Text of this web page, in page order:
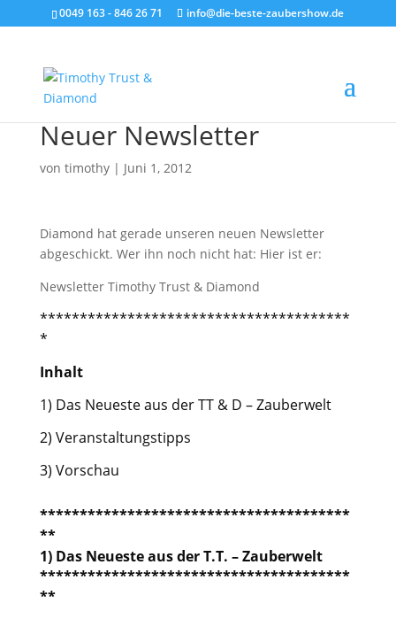
0049 163 - 846 26 71 info@die-beste-zaubershow.de
Neuer Newsletter
von timothy| Juni 1, 2012
Diamond hat gerade unseren neuen Newsletter
abgeschickt. Wer ihn noch nicht hat: Hier ist er:
Newsletter Timothy Trust & Diamond
***************************************
*
Inhalt
1) Das Neueste aus der TT & D – Zauberwelt
2) Veranstaltungstipps
3) Vorschau
***************************************
**
1) Das Neueste aus der T.T. – Zauberwelt
***************************************
**